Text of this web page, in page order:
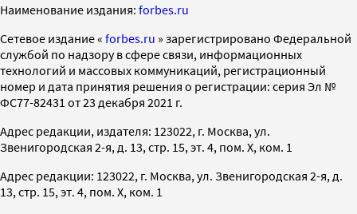
Наименование издания: forbes.ru
Cетевое издание « forbes.ru » зарегистрировано Федеральной
службой по надзору в сфере связи, информационных
технологий и массовых коммуникаций, регистрационный
номер и дата принятия решения о регистрации: серия Эл №
ФС77-82431 от 23 декабря 2021 г.
Адрес редакции, издателя: 123022, г. Москва, ул.
Звенигородская 2-я, д. 13, стр. 15, эт. 4, пом. X, ком. 1
Адрес редакции: 123022, г. Москва, ул. Звенигородская 2-я, д.
13, стр. 15, эт. 4, пом. X, ком. 1